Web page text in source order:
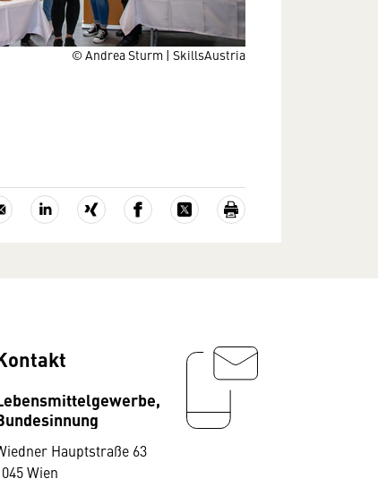
© Andrea Sturm | SkillsAustria
Hauptstraße 63
Wien